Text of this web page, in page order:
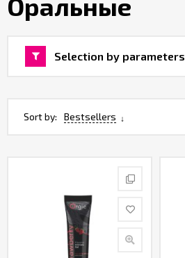
Selection by parameters
Sort by: Bestsellers